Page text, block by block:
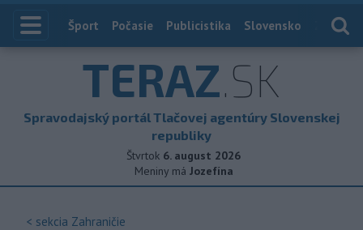
Index
Šport Počasie Publicistika Slovensko
TERAZ.SK
Spravodajský portál Tlačovej agentúry Slovenskej
republiky
Štvrtok 6. august 2026
Meniny má Jozefína
< sekcia Zahraničie